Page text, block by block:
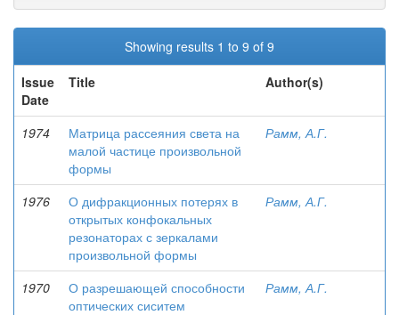
Showing results 1 to 9 of 9
Issue
Date
Title Author(s)
1974
Матрица рассеяния света на
малой частице произвольной
формы
Рамм, А.Г.
1976
О дифракционных потерях в
открытых конфокальных
резонаторах с зеркалами
произвольной формы
Рамм, А.Г.
1970
О разрешающей способности
оптических сиситем
Рамм, А.Г.